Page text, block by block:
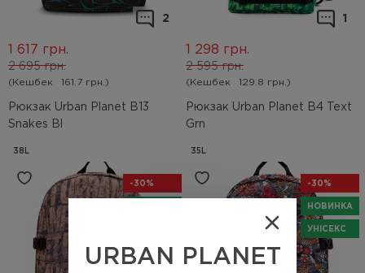
URBAN PLANET
2
Рюкзак Urban Planet B13
Snakes Bl
2 695 грн.
1 617 грн.
(Кешбек 161.7 грн.)
38L
1
Рюкзак Urban Planet B4 Text
Grn
2 595 грн.
1 298 грн.
(Кешбек 129.8 грн.)
35L
-30% -30%
НОВИНКА
УНІСЕКС